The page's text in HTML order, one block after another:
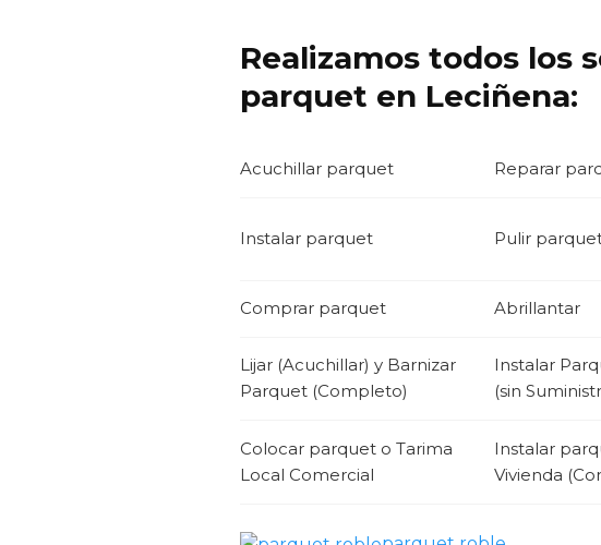
Realizamos todos los
parquet en Leciñena:
Acuchillar parquet Reparar
Instalar parquet Pulir
Comprar parquet Abrillantar
Lijar (Acuchillar) y Barnizar
Parquet (Completo)
Instalar
(sin
Colocar parquet o Tarima
Local Comercial
Instalar
Vivienda